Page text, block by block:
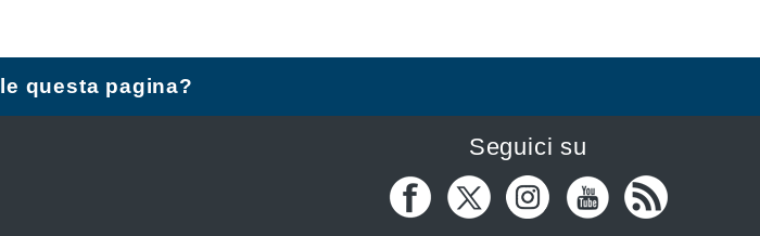
questa pagina?
Seguici su